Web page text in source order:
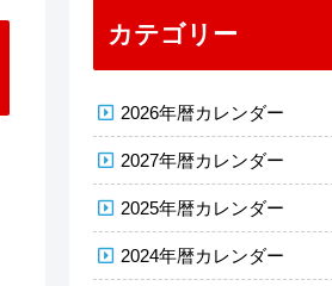
カテゴリー
2026年暦カレンダー
2027年暦カレンダー
2025年暦カレンダー
2024年暦カレンダー